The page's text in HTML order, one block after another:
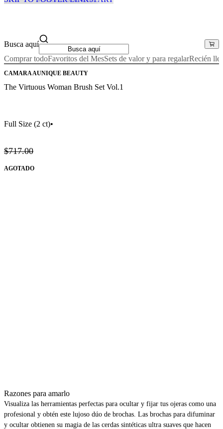
Busca aquí
Comprar todoFavoritos del MesSets de valor y para regalarRecién
CAMARA AUNIQUE BEAUTY
The Virtuous Woman Brush Set Vol.1
Full Size (2 ct)•
$717.00
AGOTADO
Razones para amarlo
Visualiza las herramientas perfectas para ocultar y fijar tus ojeras como una
profesional y obtén este lujoso dúo de brochas. Las brochas para difuminar
y ocultar obtienen su magia de las cerdas sintéticas ultra suaves que hacen